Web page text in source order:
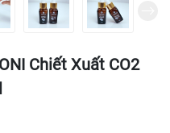
Chiết Xuất CO2